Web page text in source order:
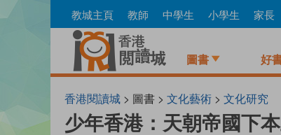
to
教城主頁 教師 中學生 小學生 家長
圖書 好
香港閱讀城 > 圖書 > 文化藝術 > 文化研究
少年香港：天朝帝國下